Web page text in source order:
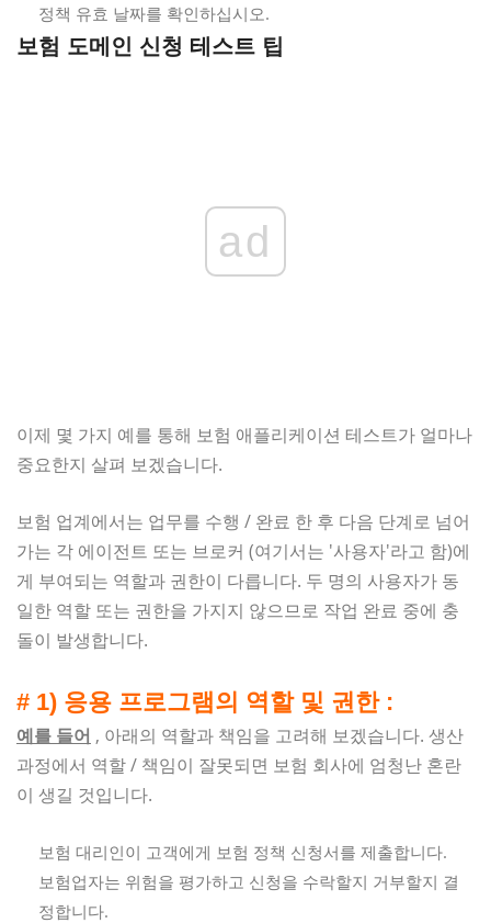
정책 유효 날짜를 확인하십시오.
보험 도메인 신청 테스트 팁
ad
이제 몇 가지 예를 통해 보험 애플리케이션 테스트가 얼마나
중요한지 살펴 보겠습니다.
보험 업계에서는 업무를 수행 / 완료 한 후 다음 단계로 넘어
가는 각 에이전트 또는 브로커 (여기서는 '사용자'라고 함)에
게 부여되는 역할과 권한이 다릅니다. 두 명의 사용자가 동
일한 역할 또는 권한을 가지지 않으므로 작업 완료 중에 충
돌이 발생합니다.
# 1) 응용 프로그램의 역할 및 권한 :
예를 들어 , 아래의 역할과 책임을 고려해 보겠습니다. 생산
과정에서 역할 / 책임이 잘못되면 보험 회사에 엄청난 혼란
이 생길 ​​것입니다.
보험 대리인이 고객에게 보험 정책 신청서를 제출합니다.
보험업자는 위험을 평가하고 신청을 수락할지 거부할지 결
정합니다.